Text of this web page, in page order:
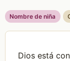
Nombre de niña
Dios está